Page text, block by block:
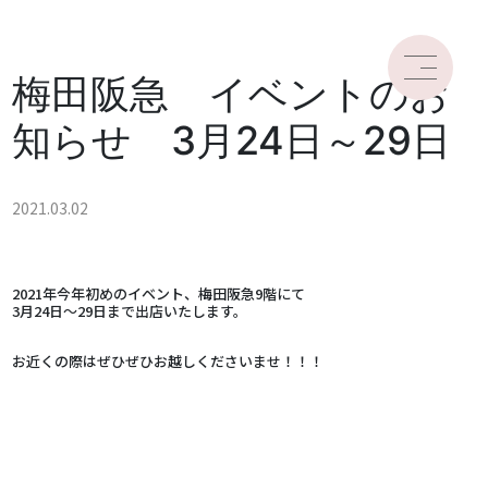
梅田阪急 イベントのお
知らせ 3月24日～29日
2021.03.02
2021年今年初めのイベント、梅田阪急9階にて
3月24日～29日まで出店いたします。
お近くの際はぜひぜひお越しくださいませ！！！